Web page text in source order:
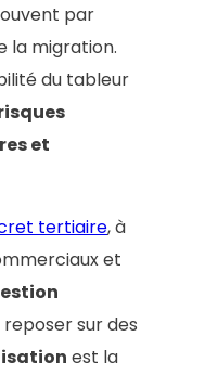
par
la migration.
du tableur
et
tertiaire, à
et
sur des
est la